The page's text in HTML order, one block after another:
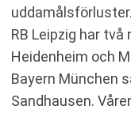
uddamålsförluster.
RB Leipzig har
Heidenheim och
Bayern München
Sandhausen.